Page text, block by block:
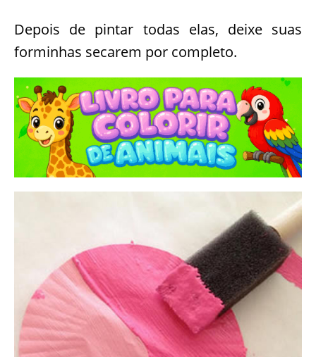
Depois de pintar todas elas, deixe suas
forminhas secarem por completo.